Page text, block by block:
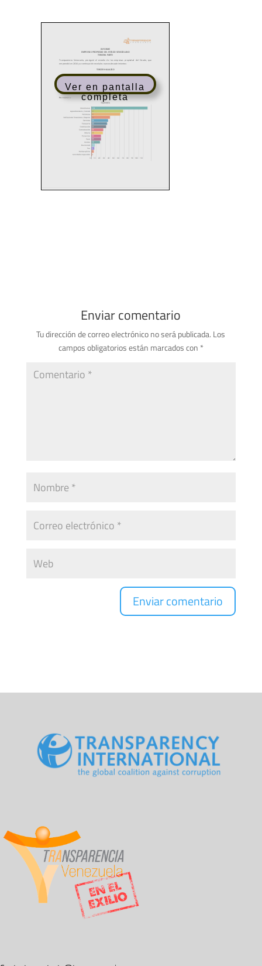
Ver en pantalla
completa
Enviar comentario
Tu dirección de correo electrónico no será publicada. Los
campos obligatorios están marcados con *